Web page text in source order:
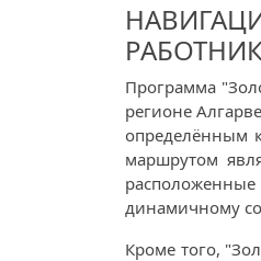
Программа
регионе
определённым
маршрутом
расположенные
динамичному
Кроме того,